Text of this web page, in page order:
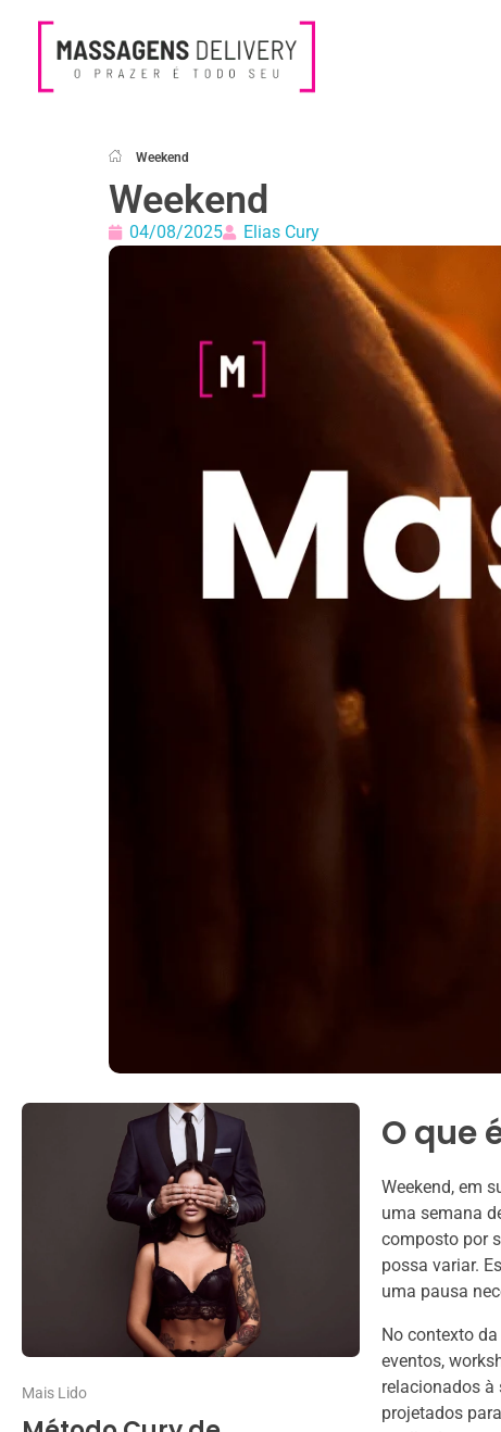
Weekend
Weekend
04/08/2025 Elias Cury
Mais Lido
O que
Weekend, em
uma semana
composto por
possa variar.
uma pausa
No contexto
eventos,
relacionados à
projetados